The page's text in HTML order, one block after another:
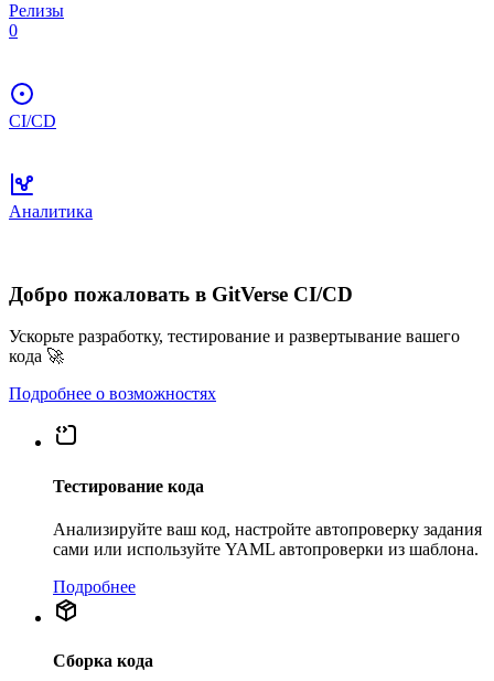
Релизы
0
CI/CD
Аналитика
Добро пожаловать в GitVerse CI/CD
Ускорьте разработку, тестирование и развертывание вашего
кода 🚀
Подробнее о возможностях
Тестирование кода
Анализируйте ваш код, настройте автопроверку задания
сами или используйте YAML автопроверки из шаблона.
Подробнее
Сборка кода